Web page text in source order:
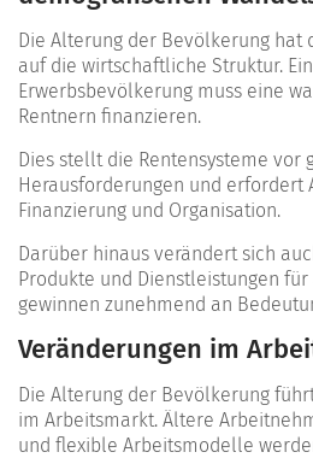
Die Alterung der Bevölkerung hat
auf die wirtschaftliche Struktur.
Erwerbsbevölkerung muss eine
Rentnern finanzieren.
Dies stellt die Rentensysteme vor
Herausforderungen und erfordert
Finanzierung und Organisation.
Darüber hinaus verändert sich
Produkte und Dienstleistungen
gewinnen zunehmend an
Veränderungen im
Die Alterung der Bevölkerung
im Arbeitsmarkt. Ältere
und flexible Arbeitsmodelle